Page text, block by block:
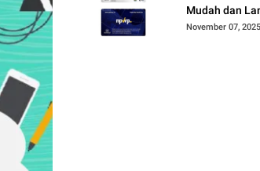
Mudah dan
Langkahnya
November 07, 2025